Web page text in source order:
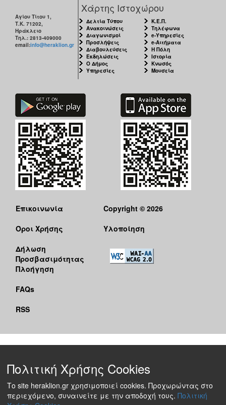
Αγίου Τίτου 1,
Τ.Κ. 71202,
Ηράκλειο
Τηλ.: 2813-409000
email:info@heraklion.gr
Χάρτης Ιστοχώρου
Δελτία Τύπου
Ανακοινώσεις
Διαγωνισμοί
Προσλήψεις
Διαβουλεύσεις
Εκδηλώσεις
Ο Δήμος
Υπηρεσίες
Κ.Ε.Π.
Τηλέφωνα
e-Υπηρεσίες
e-Αιτήματα
Η Πόλη
Ιστορία
Κνωσός
Μουσεία
Επικοινωνία
Όροι Χρήσης
Δήλωση
Προσβασιμότητας
Πλοήγηση
FAQs
RSS
Copyright © 2026
Υλοποίηση
Πολιτική Χρήσης Cookies
Το site heraklion.gr χρησιμοποιεί cookies. Προχωρώντας στο
περιεχόμενο, συναινείτε με την αποδοχή τους. Πολιτική